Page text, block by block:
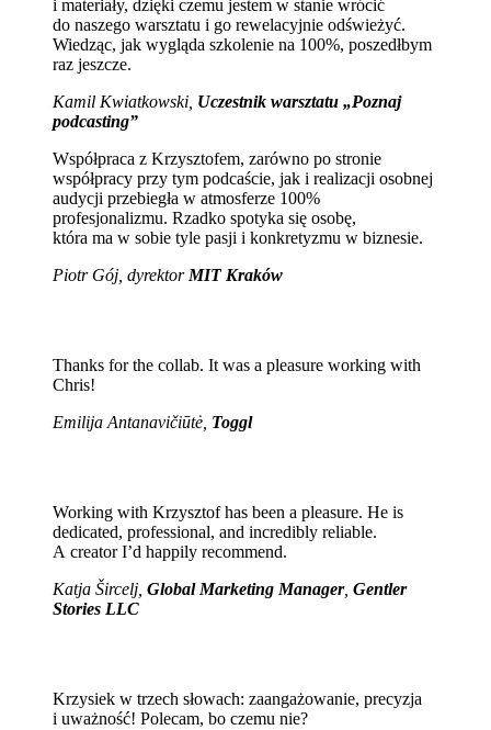
i materiały, dzięki czemu jestem w stanie wrócić
do naszego warsztatu i go rewelacyjnie odświeżyć.
Wiedząc, jak wygląda szkolenie na 100%, poszedłbym
raz jeszcze.
Kamil Kwiatkowski, Uczestnik warsztatu „Poznaj
podcasting”
Współpraca z Krzysztofem, zarówno po stronie
współpracy przy tym podcaście, jak i realizacji osobnej
audycji przebiegła w atmosferze 100%
profesjonalizmu. Rzadko spotyka się osobę,
która ma w sobie tyle pasji i konkretyzmu w biznesie.
Piotr Gój, dyrektorMIT Kraków
Thanks for the collab. It was a pleasure working with
Chris!
Emilija Antanavičiūtė, Toggl
Working with Krzysztof has been a pleasure. He is
dedicated, professional, and incredibly reliable.
A creator I’d happily recommend.
Katja Šircelj, Global Marketing Manager, Gentler
Stories LLC
Krzysiek w trzech słowach: zaangażowanie, precyzja
i uważność! Polecam, bo czemu nie?